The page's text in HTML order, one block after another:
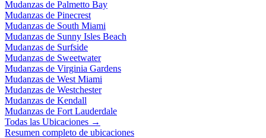
Mudanzas de Palmetto Bay
Mudanzas de Pinecrest
Mudanzas de South Miami
Mudanzas de Sunny Isles Beach
Mudanzas de Surfside
Mudanzas de Sweetwater
Mudanzas de Virginia Gardens
Mudanzas de West Miami
Mudanzas de Westchester
Mudanzas de Kendall
Mudanzas de Fort Lauderdale
Todas las Ubicaciones →
Resumen completo de ubicaciones